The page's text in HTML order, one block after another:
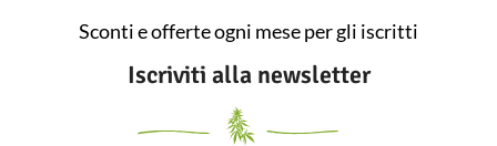
Sconti e offerte ogni mese per gli iscritti
Iscriviti alla newsletter